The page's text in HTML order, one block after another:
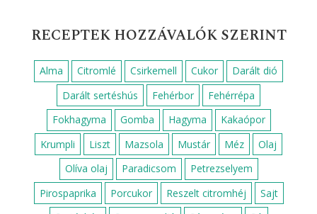
RECEPTEK HOZZÁVALÓK SZERINT
Alma Citromlé Csirkemell Cukor
Darált dió
Darált sertéshús
Fehérbor
Fehérrépa
Fokhagyma
Gomba Hagyma
Kakaópor
Krumpli
Liszt Mazsola Mustár Méz
Olaj
Olíva olaj
Paradicsom
Petrezselyem
Pirospaprika
Porcukor Reszelt citromhéj
Sajt